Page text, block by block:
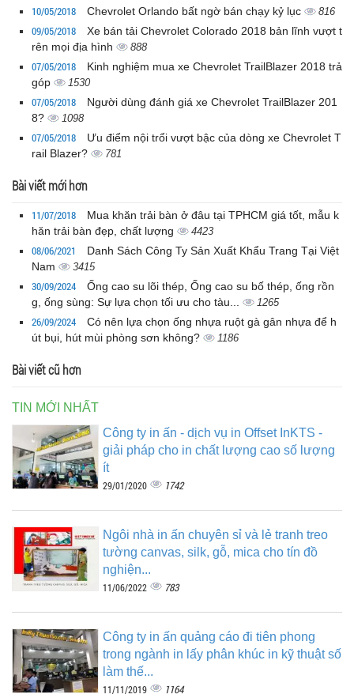
10/05/2018 Chevrolet Orlando bất ngờ bán chạy kỷ lục 816
09/05/2018
Xe bán tải Chevrolet Colorado 2018 bản lĩnh vượt t
rên mọi địa hình
888
07/05/2018
Kinh nghiệm mua xe Chevrolet TrailBlazer 2018 trả
góp
1530
07/05/2018
Người dùng đánh giá xe Chevrolet TrailBlazer 201
8?
1098
07/05/2018
Ưu điểm nội trổi vượt bậc của dòng xe Chevrolet T
rail Blazer?
781
Bài viết mới hơn
11/07/2018
Mua khăn trải bàn ở đâu tại TPHCM giá tốt, mẫu k
hăn trải bàn đẹp, chất lượng
4423
08/06/2021
Danh Sách Công Ty Sản Xuất Khẩu Trang Tại Việt
Nam
3415
30/09/2024
Ống cao su lõi thép, Ống cao su bố thép, ống rồn
g, ống sùng: Sự lựa chọn tối ưu cho tàu...
1265
26/09/2024
Có nên lựa chọn ống nhựa ruột gà gân nhựa để h
út bụi, hút mùi phòng sơn không?
1186
Bài viết cũ hơn
TIN MỚI NHẤT
Công ty in ấn - dịch vụ in Offset InKTS -
giải pháp cho in chất lượng cao số lượng
ít
29/01/2020 1742
Ngôi nhà in ấn chuyên sỉ và lẻ tranh treo
tường canvas, silk, gỗ, mica cho tín đồ
nghiện...
11/06/2022 783
Công ty in ấn quảng cáo đi tiên phong
trong ngành in lấy phân khúc in kỹ thuật số
làm thế...
11/11/2019 1164